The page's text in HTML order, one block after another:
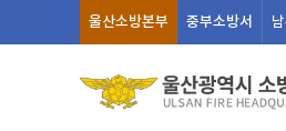
울산소방본부 중부소방서